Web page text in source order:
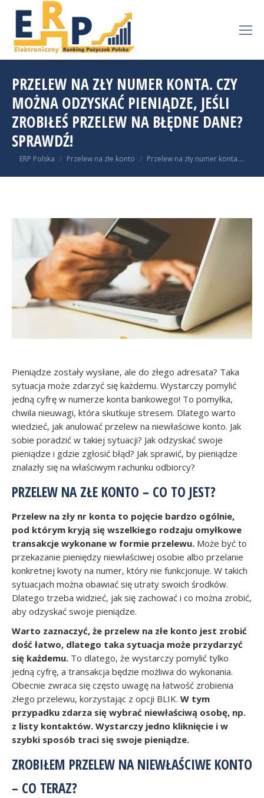
PRZELEW NA ZŁY NUMER KONTA. CZY
MOŻNA ODZYSKAĆ PIENIĄDZE, JEŚLI
ZROBIŁEŚ PRZELEW NA BŁĘDNE DANE?
SPRAWDŹ!
You are here:
ERP Polska Przelew na złe konto Przelew na zły numer konta.…
Pieniądze zostały wysłane, ale do złego adresata? Taka
sytuacja może zdarzyć się każdemu. Wystarczy pomylić
jedną cyfrę w numerze konta bankowego! To pomyłka,
chwila nieuwagi, która skutkuje stresem. Dlatego warto
wiedzieć, jak anulować przelew na niewłaściwe konto. Jak
sobie poradzić w takiej sytuacji? Jak odzyskać swoje
pieniądze i gdzie zgłosić błąd? Jak sprawić, by pieniądze
znalazły się na właściwym rachunku odbiorcy?
PRZELEW NA ZŁE KONTO – CO TO JEST?
Przelew na zły nr konta to pojęcie bardzo ogólnie,
pod którym kryją się wszelkiego rodzaju omyłkowe
transakcje wykonane w formie przelewu. Może być to
przekazanie pieniędzy niewłaściwej osobie albo przelanie
konkretnej kwoty na numer, który nie funkcjonuje. W takich
sytuacjach można obawiać się utraty swoich środków.
Dlatego trzeba widzieć, jak się zachować i co można zrobić,
aby odzyskać swoje pieniądze.
Warto zaznaczyć, że przelew na złe konto jest zrobić
dość łatwo, dlatego taka sytuacja może przydarzyć
się każdemu. To dlatego, że wystarczy pomylić tylko
jedną cyfrę, a transakcja będzie możliwa do wykonania.
Obecnie zwraca się często uwagę na łatwość zrobienia
złego przelewu, korzystając z opcji BLIK. W tym
przypadku zdarza się wybrać niewłaściwą osobę, np.
z listy kontaktów. Wystarczy jedno kliknięcie i w
szybki sposób traci się swoje pieniądze.
ZROBIŁEM PRZELEW NA NIEWŁAŚCIWE KONTO
– CO TERAZ?